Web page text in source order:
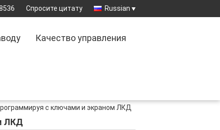
Спросите цитату Russian
Качество управления
с ключами и экраном ЛКД
ЛКД